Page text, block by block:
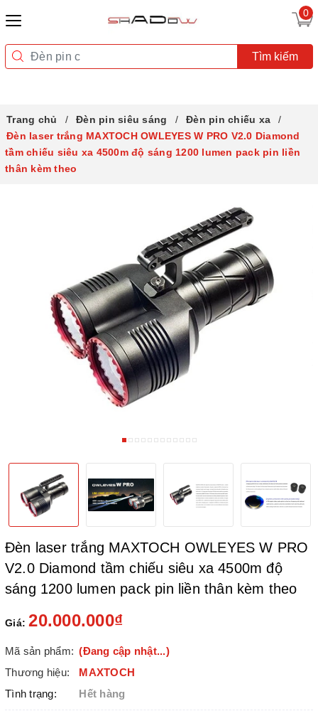
0
Tìm kiếm
Trang chủ Đèn pin siêu sáng
Đèn pin chiếu xa
Đèn laser trắng MAXTOCH OWLEYES W PRO V2.0 Diamond
tầm chiếu siêu xa 4500m độ sáng 1200 lumen pack pin liền
thân kèm theo
Đèn laser trắng MAXTOCH OWLEYES W PRO
V2.0 Diamond tầm chiếu siêu xa 4500m độ
sáng 1200 lumen pack pin liền thân kèm theo
Giá: 20.000.000₫
Mã sản phẩm: (Đang cập nhật...)
Thương hiệu:
MAXTOCH
Tình trạng:
Hết hàng